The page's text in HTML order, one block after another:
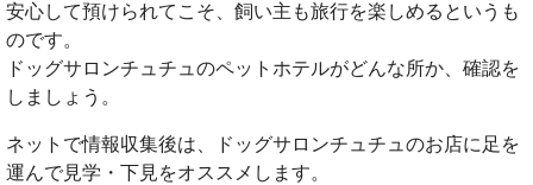
安心して預けられてこそ、飼い主も旅行を楽しめるというも
のです。
ドッグサロンチュチュのペットホテルがどんな所か、確認を
しましょう。
ネットで情報収集後は、ドッグサロンチュチュのお店に足を
運んで見学・下見をオススメします。